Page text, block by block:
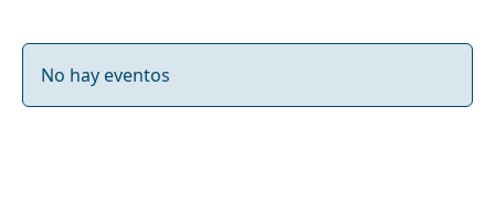
No hay eventos